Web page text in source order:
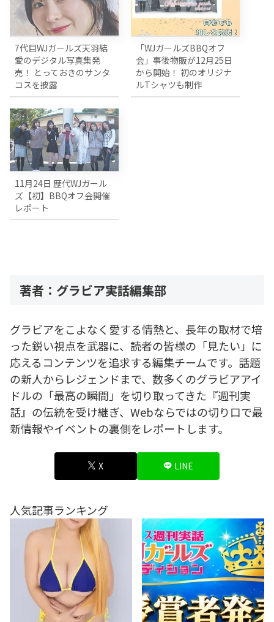
7代目WJガールズ天羽結
愛のデジタル写真集発
売！ とっておきのサンタ
コスを披露
「WJガールズBBQオフ
会」事後物販が12月25日
から開始！ 初のオリジナ
ルTシャツも制作
11月24日 歴代WJガール
ズ【初】BBQオフ会開催
レポート
著者：グラビア実話編集部
グラビアをこよなく愛する情熱と、長年の取材で培
った鋭い視点を武器に、読者の皆様の「見たい」に
応えるコンテンツを追求する編集チームです。話題
の新人からレジェンドまで、数多くのグラビアアイ
ドルの「最高の瞬間」を切り取ってきた『週刊実
話』の伝統を受け継ぎ、Webならではの切り口で最
新情報やイベントの裏側をレポートします。
X LINE
人気記事ランキング